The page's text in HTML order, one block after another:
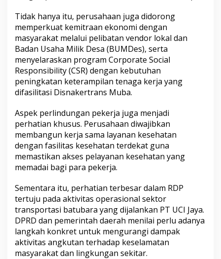
Tidak hanya itu, perusahaan juga didorong
memperkuat kemitraan ekonomi dengan
masyarakat melalui pelibatan vendor lokal dan
Badan Usaha Milik Desa (BUMDes), serta
menyelaraskan program Corporate Social
Responsibility (CSR) dengan kebutuhan
peningkatan keterampilan tenaga kerja yang
difasilitasi Disnakertrans Muba.
Aspek perlindungan pekerja juga menjadi
perhatian khusus. Perusahaan diwajibkan
membangun kerja sama layanan kesehatan
dengan fasilitas kesehatan terdekat guna
memastikan akses pelayanan kesehatan yang
memadai bagi para pekerja.
Sementara itu, perhatian terbesar dalam RDP
tertuju pada aktivitas operasional sektor
transportasi batubara yang dijalankan PT UCI Jaya.
DPRD dan pemerintah daerah menilai perlu adanya
langkah konkret untuk mengurangi dampak
aktivitas angkutan terhadap keselamatan
masyarakat dan lingkungan sekitar.